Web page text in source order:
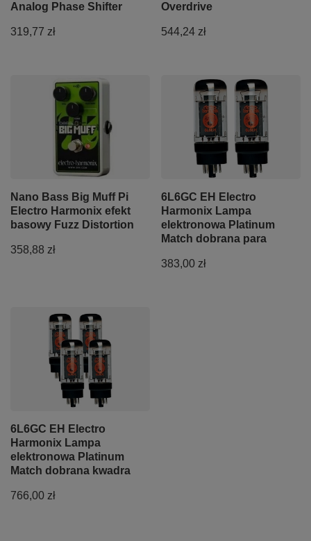
Analog Phase Shifter
319,77 zł
Overdrive
544,24 zł
Nano Bass Big Muff Pi
Electro Harmonix efekt
basowy Fuzz Distortion
358,88 zł
6L6GC EH Electro
Harmonix Lampa
elektronowa Platinum
Match dobrana para
383,00 zł
6L6GC EH Electro
Harmonix Lampa
elektronowa Platinum
Match dobrana kwadra
766,00 zł